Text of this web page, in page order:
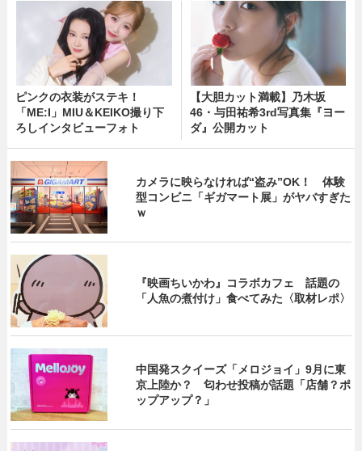
ピンクの衣装がステキ！
「ME:I」MIU＆KEIKO撮り下
ろしインタビューフォト
【大胆カット満載】乃木坂
46・与田祐希3rd写真集『ヨー
ダ』公開カット
カメラに映らなければ“盗み”OK！ 体験
型コンビニ「ギガマート展」がヤバすぎた
ｗ
『映画ちいかわ』コラボカフェ 話題の
「人魚の煮付け」食べてみた〈取材レポ〉
中国発スクイーズ「メロジョイ」9月に東
京上陸か？ 匂わせ投稿が話題「店舗？ポ
ップアップ？」